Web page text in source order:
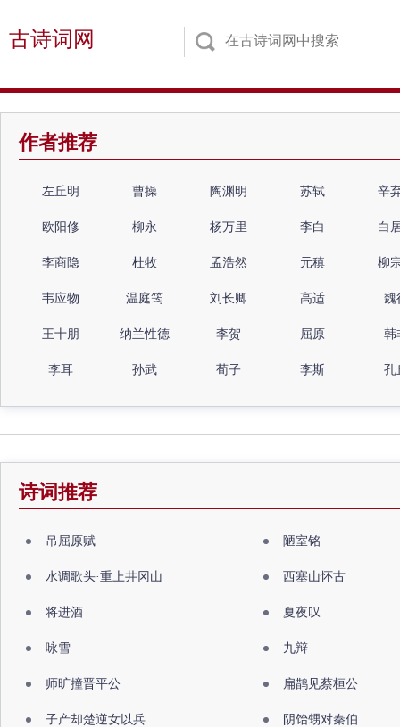
古诗词网
作者推荐
左丘明 曹操 陶渊明 苏轼 辛
欧阳修 柳永 杨万里 李白 白
李商隐 杜牧 孟浩然 元稹 柳
韦应物 温庭筠 刘长卿 高适 魏
王十朋 纳兰性德 李贺 屈原 韩
李耳 孙武 荀子 李斯 孔
诗词推荐
吊屈原赋 陋室铭
水调歌头·重上井冈山 西塞山怀古
将进酒 夏夜叹
咏雪 九辩
师旷撞晋平公 扁鹊见蔡桓公
子产却楚逆女以兵 阴饴甥对秦伯